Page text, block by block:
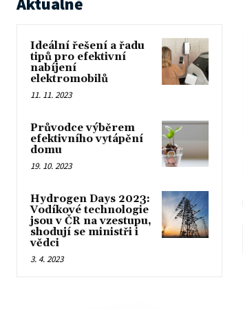
Ideální řešení a řadu
tipů pro efektivní
nabíjení
elektromobilů
11. 11. 2023
Průvodce výběrem
efektivního vytápění
domu
19. 10. 2023
Hydrogen Days 2023:
Vodíkové technologie
jsou v ČR na vzestupu,
shodují se ministři i
vědci
3. 4. 2023